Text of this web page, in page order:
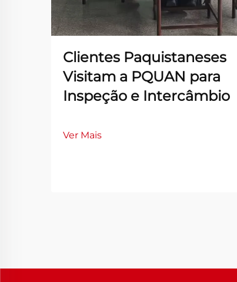
Clientes Paquistaneses
Visitam a PQUAN para
Inspeção e Intercâmbio
Ver Mais